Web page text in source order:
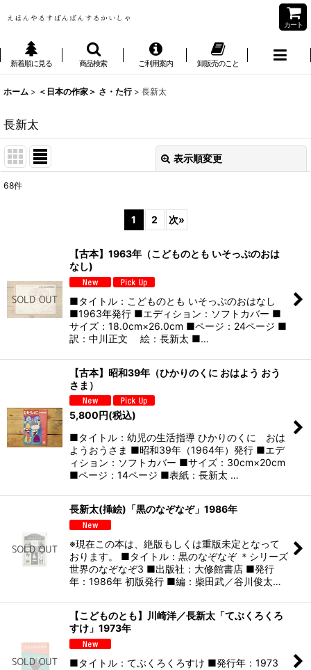
カート
新着順に見る 商品検索 ご利用案内 卸販売のこと
ホーム > ＜日本の作家＞ さ・た行 > 長新太
長新太
表示順変更
68件
1 2 次»
【古本】1963年（こどものとも いそっぷのおは
なし)
■タイトル：こどものとも いそっぷのおはなし
■1963年発行 ■エディション：ソフトカバー ■
サイズ：18.0cm×26.0cm ■ページ：24ページ ■
訳：中川正文 絵：長新太 ■…
【古本】昭和39年（ひかりのくに おはよう おう
さま）
5,800円(税込)
■タイトル：幼児の生活指導 ひかりのくに おは
ようおうさま ■昭和39年（1964年）発行 ■エデ
ィション：ソフトカバー ■サイズ：30cm×20cm
■ページ：14ページ ■表紙：長新太 …
長新太(挿絵)「黒のなぞなぞ」1986年
※現在この本は、絶版もしくは重版未定となって
おります。 ■タイトル：黒のなぞなぞ ＊シリーズ
世界のなぞなぞ3 ■出版社：大修館書店 ■発行
年：1986年 初版発行 ■編：柴田武／谷川俊太…
【こどものとも】川崎洋／長新太「てぶくろくろ
すけ」1973年
■タイトル：てぶくろくろすけ ■発行年：1973